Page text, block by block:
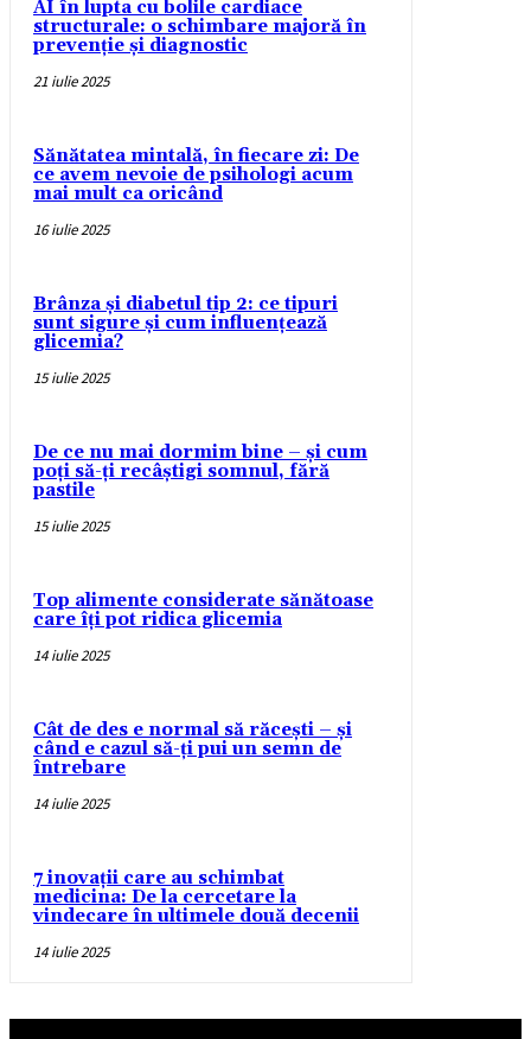
AI în lupta cu bolile cardiace
structurale: o schimbare majoră în
prevenție și diagnostic
21 iulie 2025
Sănătatea mintală, în fiecare zi: De
ce avem nevoie de psihologi acum
mai mult ca oricând
16 iulie 2025
Brânza și diabetul tip 2: ce tipuri
sunt sigure și cum influențează
glicemia?
15 iulie 2025
De ce nu mai dormim bine – și cum
poți să-ți recâștigi somnul, fără
pastile
15 iulie 2025
Top alimente considerate sănătoase
care îți pot ridica glicemia
14 iulie 2025
Cât de des e normal să răcești – și
când e cazul să-ți pui un semn de
întrebare
14 iulie 2025
7 inovații care au schimbat
medicina: De la cercetare la
vindecare în ultimele două decenii
14 iulie 2025